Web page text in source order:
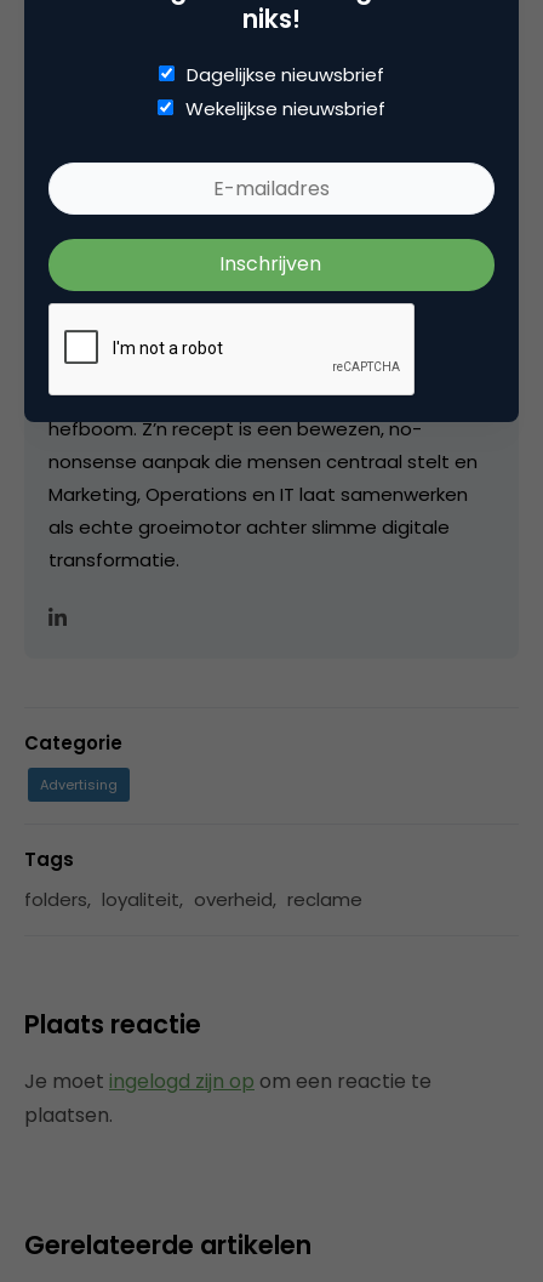
Marketing & Digital Transformation
Director bijBusch Briar & Backwood
Vanuit zijn personal brand Busch Briar &
Backwood helpt Gerben Busch merken sneller
schaalbaar groeien. Via effectieve marketing en
efficiënte processen met technologie als
katalysator en customer experience als
hefboom. Z’n recept is een bewezen, no-
nonsense aanpak die mensen centraal stelt en
Marketing, Operations en IT laat samenwerken
als echte groeimotor achter slimme digitale
transformatie.
Categorie
Advertising
Tags
folders, loyaliteit, overheid, reclame
Plaats reactie
Je moet ingelogd zijn op om een reactie te
plaatsen.
Gerelateerde artikelen
niks!
Dagelijkse nieuwsbrief
Wekelijkse nieuwsbrief